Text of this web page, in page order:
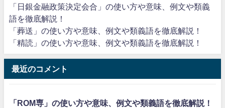
「日銀金融政策決定会合」の使い方や意味、例文や類義
語を徹底解説！
「葬送」の使い方や意味、例文や類義語を徹底解説！
「精読」の使い方や意味、例文や類義語を徹底解説！
最近のコメント
「ROM専」の使い方や意味、例文や類義語を徹底解説！